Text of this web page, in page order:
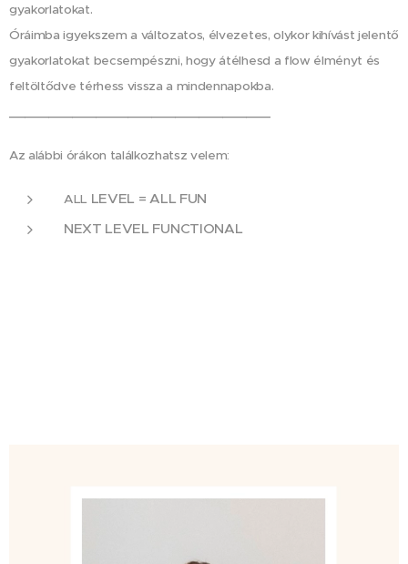
gyakorlatokat. ‍
Óráimba igyekszem a változatos, élvezetes, olykor kihívást jelentő
gyakorlatokat becsempészni, hogy átélhesd a flow élményt és
feltöltődve térhess vissza a mindennapokba.
Az alábbi órákon találkozhatsz velem:
ALL LEVEL = ALL FUN
NEXT LEVEL FUNCTIONAL